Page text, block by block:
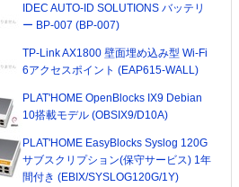
IDEC AUTO-ID SOLUTIONS バッテリ
ー BP-007 (BP-007)
TP-Link AX1800 壁面埋め込み型 Wi-Fi
6アクセスポイント (EAP615-WALL)
PLAT'HOME OpenBlocks IX9 Debian
10搭載モデル (OBSIX9/D10A)
PLAT'HOME EasyBlocks Syslog 120G
サブスクリプション(保守サービス) 1年
間付き (EBIX/SYSLOG120G/1Y)